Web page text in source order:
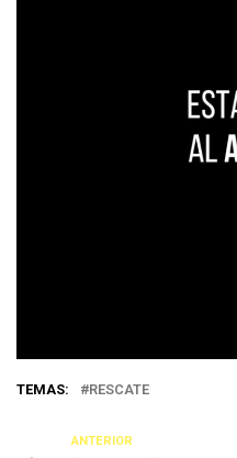
TEMAS: RESCATE
ANTERIOR